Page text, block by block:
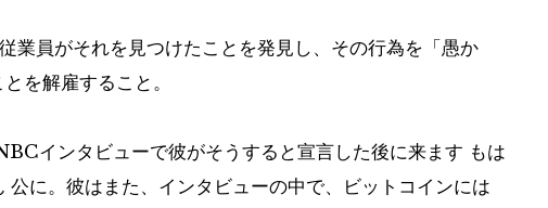
業員がそれを見つけたことを発見し、その行為を「愚か
を解雇すること。
インタビューで彼がそうすると宣言した後に来ます もは
公に。彼はまた、インタビューの中で、ビットコインには